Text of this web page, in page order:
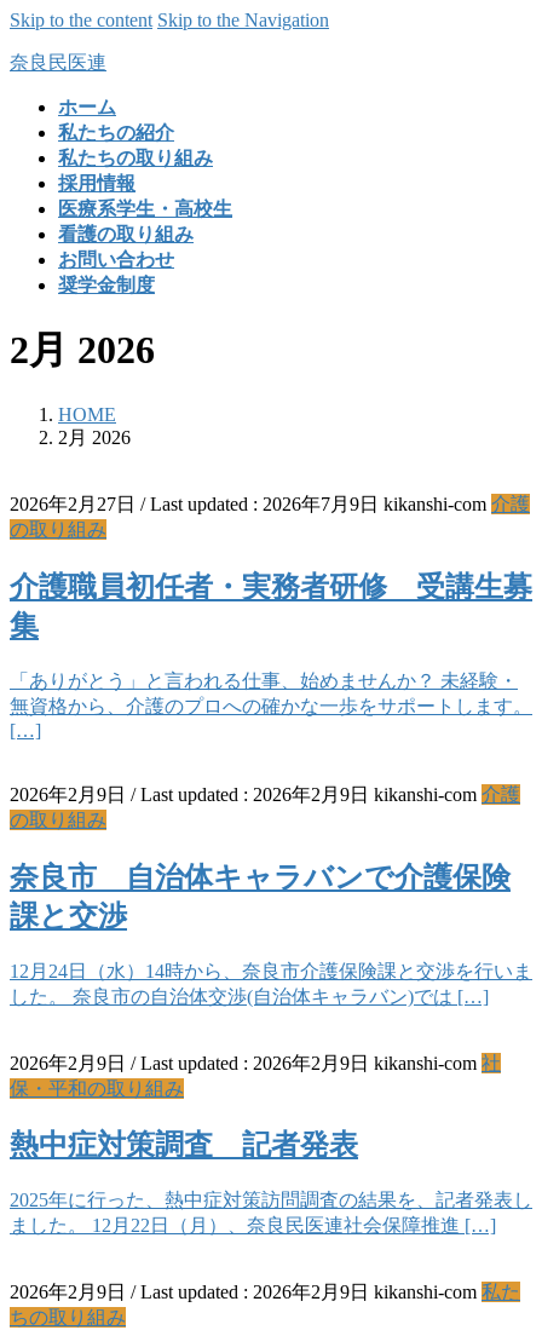
Skip to the content Skip to the Navigation
奈良民医連
ホーム
私たちの紹介
私たちの取り組み
採用情報
医療系学生・高校生
看護の取り組み
お問い合わせ
奨学金制度
2月 2026
HOME
2月 2026
2026年2月27日 / Last updated : 2026年7月9日 kikanshi-com 介護
の取り組み
介護職員初任者・実務者研修 受講生募
集
「ありがとう」と言われる仕事、始めませんか？ 未経験・
無資格から、介護のプロへの確かな一歩をサポートします。
[…]
2026年2月9日 / Last updated : 2026年2月9日 kikanshi-com 介護
の取り組み
奈良市 自治体キャラバンで介護保険
課と交渉
12月24日（水）14時から、奈良市介護保険課と交渉を行いま
した。 奈良市の自治体交渉(自治体キャラバン)では […]
2026年2月9日 / Last updated : 2026年2月9日 kikanshi-com 社
保・平和の取り組み
熱中症対策調査 記者発表
2025年に行った、熱中症対策訪問調査の結果を、記者発表し
ました。 12月22日（月）、奈良民医連社会保障推進 […]
2026年2月9日 / Last updated : 2026年2月9日 kikanshi-com 私た
ちの取り組み